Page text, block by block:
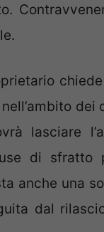
lasciare
di sfratto
anche una
dal